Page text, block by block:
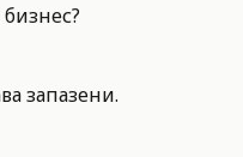
запазени.